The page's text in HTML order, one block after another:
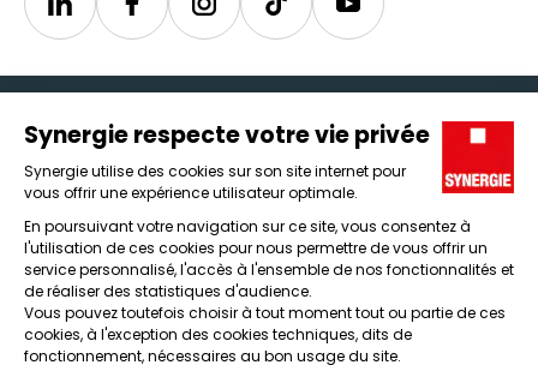
LinkedinSynergieInstagramTikTok Youtube
Icône d'illustration
Candidats
Entreprises
Icône d'illustration
Nos agences
Icône d'illustration
Conditions générales d'utilisation et mentions légales
Protection des données
Lanceur d'alertes